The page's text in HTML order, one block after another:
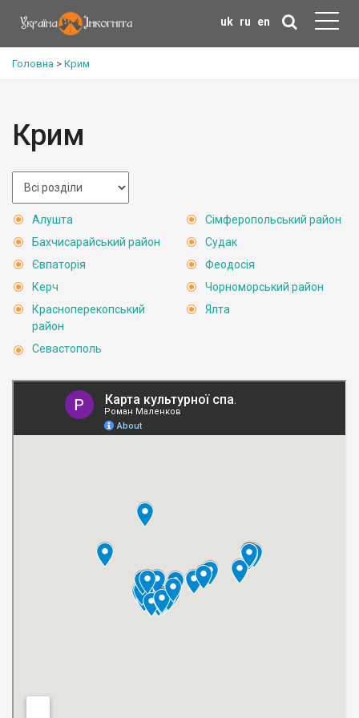
uk ru en
Головна > Крим
Крим
Алушта
Бахчисарайський район
Євпаторія
Керч
Красноперекопський
район
Севастополь
Сімферопольський район
Судак
Феодосія
Чорноморський район
Ялта